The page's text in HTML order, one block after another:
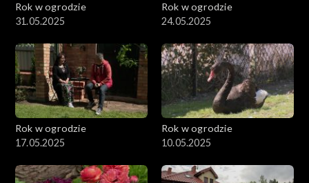
Rok w ogrodzie
31.05.2025
Rok w ogrodzie
24.05.2025
Rok w ogrodzie
17.05.2025
Rok w ogrodzie
10.05.2025